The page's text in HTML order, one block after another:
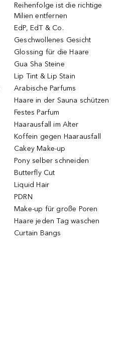
Reihenfolge ist die richtige
Milien entfernen
EdP, EdT & Co.
Geschwollenes Gesicht
Glossing für die Haare
Gua Sha Steine
Lip Tint & Lip Stain
Arabische Parfums
Haare in der Sauna schützen
Festes Parfum
Haarausfall im Alter
Koffein gegen Haarausfall
Cakey Make-up
Pony selber schneiden
Butterfly Cut
Liquid Hair
PDRN
Make-up für große Poren
Haare jeden Tag waschen
Curtain Bangs